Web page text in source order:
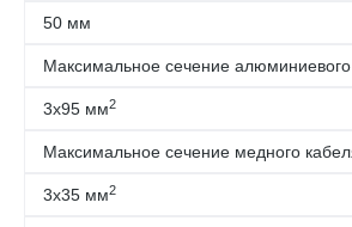
50 мм
Максимальное сечение алюминиевого
3х95 мм2
Максимальное сечение медного
3х35 мм2